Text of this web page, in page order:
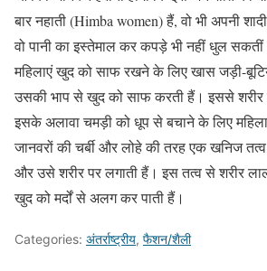
बार नहाती (Himba women) हैं, वो भी अपनी
वो पानी का इस्तेमाल कर कपड़े भी नहीं धुल
महिलाएं खुद को साफ रखने के लिए खास जड़ी-
उसकी भाप से खुद को साफ करती हैं। इससे शरीर
इसके अलावा चमड़ी को धूप से बचाने के लिए
जानवरों की चर्बी और लोहे की तरह एक खनिज
और उसे शरीर पर लगाती हैं। इस तत्व से शरीर
खुद को मर्दों से अलग कर पाती हैं।
Categories: अंतर्राष्ट्रीय, फैशन/शैली